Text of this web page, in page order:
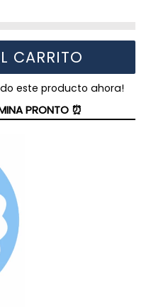
CARRITO
este producto ahora!
PRONTO ⏰